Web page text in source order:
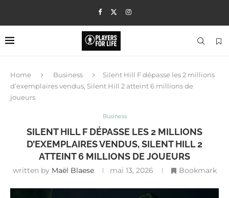
Home Business
Silent Hill F dépasse les 2 millions
d’exemplaires vendus, Silent Hill 2 atteint 6 millions de
joueurs
Business
SILENT HILL F DÉPASSE LES 2 MILLIONS
D’EXEMPLAIRES VENDUS, SILENT HILL 2
ATTEINT 6 MILLIONS DE JOUEURS
written by Maël Blaese mai 13, 2026 Bookmark